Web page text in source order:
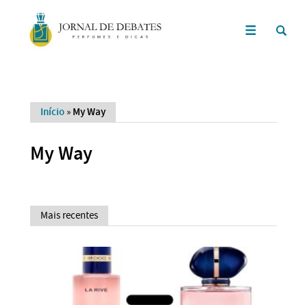
Início » My Way
My Way
Mais recentes